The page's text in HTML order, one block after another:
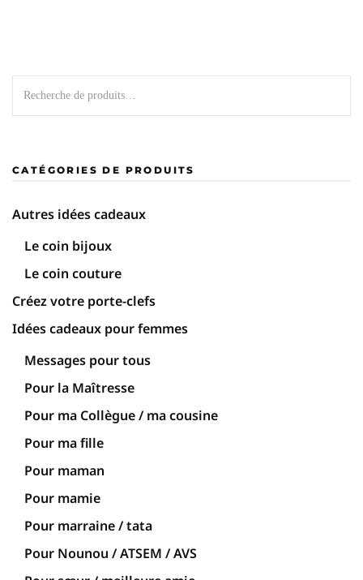
CATÉGORIES DE PRODUITS
Autres idées cadeaux
Le coin bijoux
Le coin couture
Créez votre porte-clefs
Idées cadeaux pour femmes
Messages pour tous
Pour la Maîtresse
Pour ma Collègue / ma cousine
Pour ma fille
Pour maman
Pour mamie
Pour marraine / tata
Pour Nounou / ATSEM / AVS